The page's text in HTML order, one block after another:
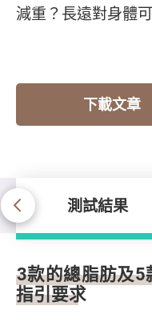
減重？長遠對身體
下載文章
測試結果
測試結果
3款的總脂肪及5
指引要求